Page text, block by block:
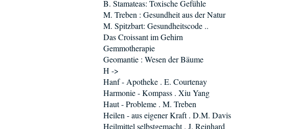
B. Stamateas: Toxische Gefühle
M. Treben : Gesundheit aus der Natur
M. Spitzbart: Gesundheitscode ..
Das Croissant im Gehirn
Gemmotherapie
Geomantie : Wesen der Bäume
H ->
Hanf - Apotheke . E. Courtenay
Harmonie - Kompass . Xiu Yang
Haut - Probleme . M. Treben
Heilen - aus eigener Kraft . D.M. Davis
Heilmittel selbstgemacht . J. Reinhard